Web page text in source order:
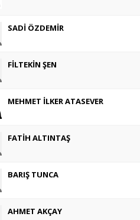
SADİ ÖZDEMİR
FİLTEKİN ŞEN
MEHMET İLKER ATASEVER
FATİH ALTINTAŞ
BARIŞ TUNCA
AHMET AKÇAY